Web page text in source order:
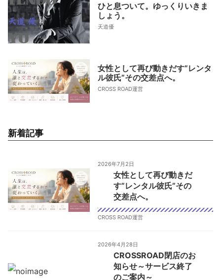
ひと息ついて。ゆっくりいきま
しょう。
天道優
女性として再び動きだす”レンタ
ル彼氏”その交差点へ。
CROSS ROAD運営
新着記事
2026年7月2日
女性として再び動きだ
す”レンタル彼氏”その
交差点へ。
CROSS ROAD運営
2026年4月28日
CROSSROAD閉店のお
知らせ～サービス終了
のご案内～